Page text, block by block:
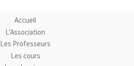
Accueil
L’Association
Les Professeurs
Les cours